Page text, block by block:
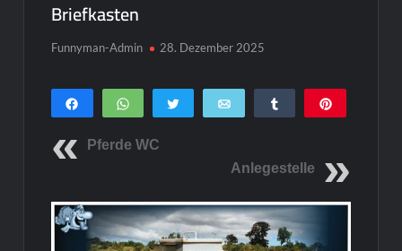
Briefkasten
Funnyman-Admin 28. Dezember 2025
Teilen WhatsApp Twittern E-Mail Teilen
SHARES
Pferde WC
Anlegestelle